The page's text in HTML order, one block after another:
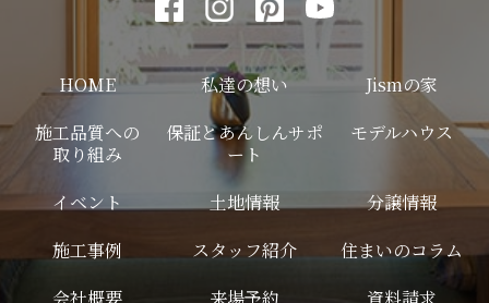
HOME 私達の想い
Jismの家
施工品質への
取り組み
保証とあんしんサポ
ート
モデルハウス
イベント 土地情報
分譲情報
施工事例
スタッフ紹介
住まいのコラム
会社概要
来場予約 資料請求